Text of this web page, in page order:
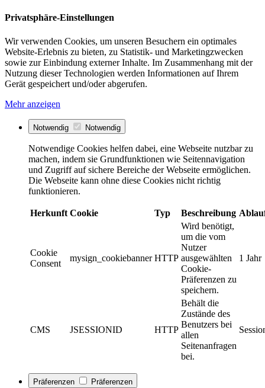
Privatsphäre-Einstellungen
Wir verwenden Cookies, um unseren Besuchern ein optimales
Website-Erlebnis zu bieten, zu Statistik- und Marketingzwecken
sowie zur Einbindung externer Inhalte. Im Zusammenhang mit der
Nutzung dieser Technologien werden Informationen auf Ihrem
Gerät gespeichert und/oder abgerufen.
Mehr anzeigen
Notwendig Notwendig
Notwendige Cookies helfen dabei, eine Webseite nutzbar zu
machen, indem sie Grundfunktionen wie Seitennavigation
und Zugriff auf sichere Bereiche der Webseite ermöglichen.
Die Webseite kann ohne diese Cookies nicht richtig
funktionieren.
Herkunft Cookie Typ Beschreibung
Cookie
Consent
mysign_cookiebanner HTTP
Wird benötigt,
um die vom
Nutzer
ausgewählten
Cookie-
Präferenzen zu
speichern.
1 Jahr
CMS JSESSIONID HTTP
Behält die
Zustände des
Benutzers bei
allen
Seitenanfragen
bei.
Präferenzen Präferenzen